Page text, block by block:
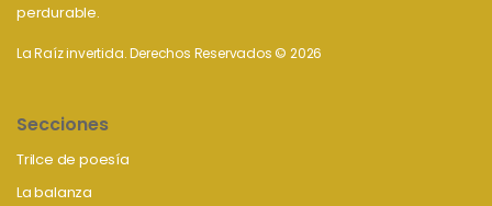
perdurable.
La Raíz invertida. Derechos Reservados © 2026
Secciones
Trilce de poesía
La balanza